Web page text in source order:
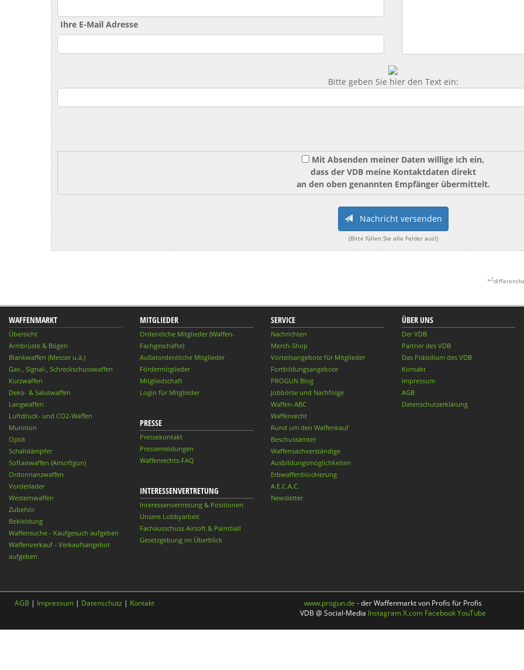
Ihre E-Mail Adresse
Bitte geben Sie hier den Text ein:
Mit Absenden meiner Daten willige ich ein,
dass der VDB meine Kontaktdaten direkt
an den oben genannten Empfänger übermittelt.
Nachricht versenden
(Bitte füllen Sie alle Felder aus!)
*2
WAFFENMARKT
Übersicht
Armbrüste & Bögen
Blankwaffen (Messer u.ä.)
Gas-, Signal-, Schreckschusswaffen
Kurzwaffen
Deko- & Salutwaffen
Langwaffen
Luftdruck- und CO2-Waffen
Munition
Optik
Schalldämpfer
Softairwaffen (Airsoftgun)
Ordonnanzwaffen
Vorderlader
Westernwaffen
Zubehör
Bekleidung
Waffensuche - Kaufgesuch aufgeben
Waffenverkauf - Verkaufsangebot
aufgeben
MITGLIEDER
Ordentliche Mitglieder (Waffen-
Fachgeschäfte)
Außerordentliche Mitglieder
Fördermitglieder
Mitgliedschaft
Login für Mitglieder
PRESSE
Pressekontakt
Pressemeldungen
Waffenrechts-FAQ
INTERESSENVERTRETUNG
Interessenvertretung & Positionen
Unsere Lobbyarbeit
Fachausschuss Airsoft & Paintball
Gesetzgebung im Überblick
SERVICE
Nachrichten
Merch-Shop
Vorteilsangebote für Mitglieder
Fortbildungsangebote
PROGUN Blog
Jobbörse und Nachfolge
Waffen-ABC
Waffenrecht
Rund um den Waffenkauf
Beschussämter
Waffensachverständige
Ausbildungsmöglichkeiten
Erbwaffenblockierung
A.E.C.A.C.
Newsletter
ÜBER UNS
Der VDB
Partner des VDB
Das Präsidium des VDB
Kontakt
Impressum
AGB
Datenschutzerklärung
AGB | Impressum | Datenschutz | Kontakt www.progun.de - der Waffenmarkt von Profis für Profis
VDB @ Social-Media InstagramX.com FacebookYouTube